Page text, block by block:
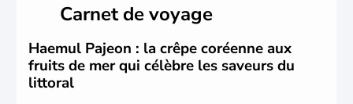
christianisme et le bouddhisme en sont les deux
principales religions. Ce pays partage sa culture avec la
Corée du Nord. Les Jeux Olympiques s’y sont déroulés en
1988, de même que la Coupe du Monde de football en
2002, en collaboration avec le Japon.
Carnet de voyage
Haemul Pajeon : la crêpe coréenne aux
fruits de mer qui célèbre les saveurs du
littoral